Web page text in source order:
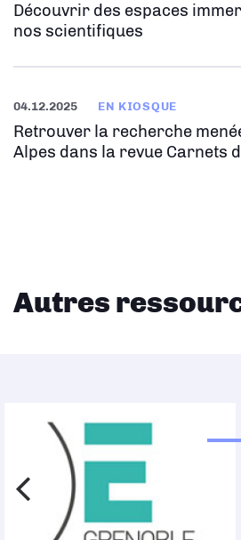
Découvrir des espaces
nos scientifiques
04.12.2025 EN KIOSQUE
Retrouver la recherche
Alpes dans la revue Carnets
Autres